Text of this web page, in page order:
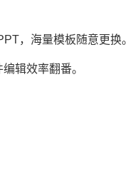
，海量模板随意更换。
辑效率翻番。